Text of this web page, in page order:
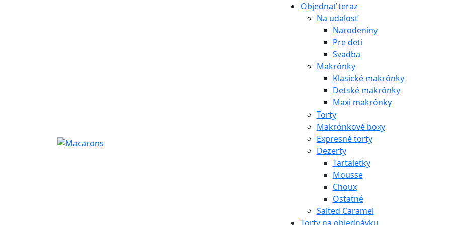
Objednať teraz
Na udalosť
Narodeniny
Pre deti
Svadba
Makrónky
Klasické makrónky
Detské makrónky
Maxi makrónky
Torty
Makrónkové boxy
Expresné torty
Dezerty
Tartaletky
Mousse
Choux
Ostatné
Salted Caramel